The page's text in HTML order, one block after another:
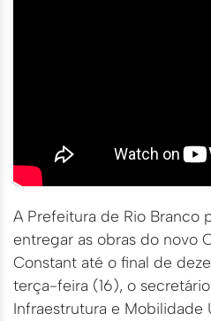
A Prefeitura de Rio Branco
entregar as obras do novo
Constant até o final de
terça-feira (16), o
Infraestrutura e Mobilidade